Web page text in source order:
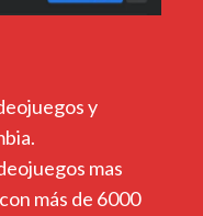
y
mas
más de 6000